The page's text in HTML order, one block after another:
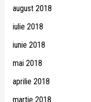
august 2018
iulie 2018
iunie 2018
mai 2018
aprilie 2018
martie 2018